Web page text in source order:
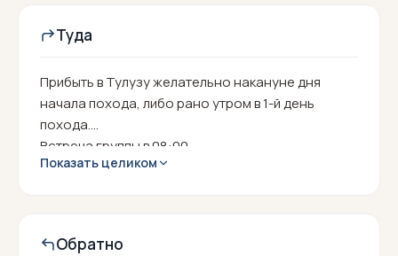
Туда
Прибыть в Тулузу желательно накануне дня
начала похода, либо рано утром в 1-й день
похода.
Встреча группы в 08:00.
Показать целиком
Обратно